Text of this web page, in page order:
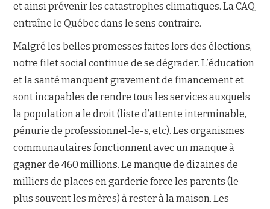
et ainsi prévenir les catastrophes climatiques. La CAQ
entraîne le Québec dans le sens contraire.
Malgré les belles promesses faites lors des élections,
notre filet social continue de se dégrader. L’éducation
et la santé manquent gravement de financement et
sont incapables de rendre tous les services auxquels
la population a le droit (liste d’attente interminable,
pénurie de professionnel-le-s, etc). Les organismes
communautaires fonctionnent avec un manque à
gagner de 460 millions. Le manque de dizaines de
milliers de places en garderie force les parents (le
plus souvent les mères) à rester à la maison. Les